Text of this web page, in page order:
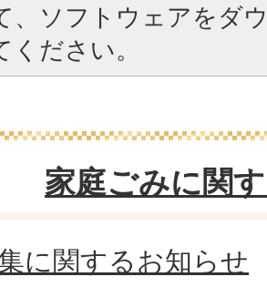
、ソフトウェアをダ
ください。
家庭ごみに関
に関するお知らせ